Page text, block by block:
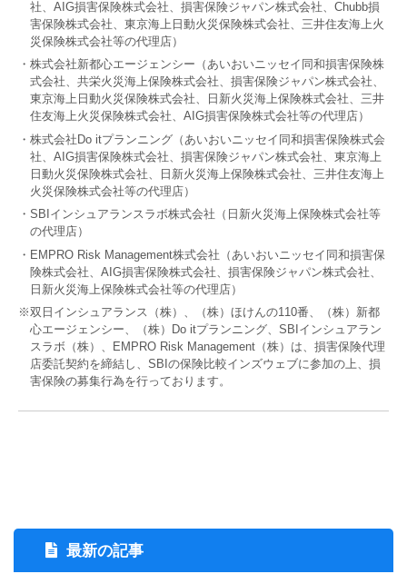
社、AIG損害保険株式会社、損害保険ジャパン株式会社、Chubb損
害保険株式会社、東京海上日動火災保険株式会社、三井住友海上火
災保険株式会社等の代理店）
・株式会社新都心エージェンシー（あいおいニッセイ同和損害保険株
式会社、共栄火災海上保険株式会社、損害保険ジャパン株式会社、
東京海上日動火災保険株式会社、日新火災海上保険株式会社、三井
住友海上火災保険株式会社、AIG損害保険株式会社等の代理店）
・株式会社Do itプランニング（あいおいニッセイ同和損害保険株式会
社、AIG損害保険株式会社、損害保険ジャパン株式会社、東京海上
日動火災保険株式会社、日新火災海上保険株式会社、三井住友海上
火災保険株式会社等の代理店）
・SBIインシュアランスラボ株式会社（日新火災海上保険株式会社等
の代理店）
・EMPRO Risk Management株式会社（あいおいニッセイ同和損害保
険株式会社、AIG損害保険株式会社、損害保険ジャパン株式会社、
日新火災海上保険株式会社等の代理店）
※双日インシュアランス（株）、（株）ほけんの110番、（株）新都
心エージェンシー、（株）Do itプランニング、SBIインシュアラン
スラボ（株）、EMPRO Risk Management（株）は、損害保険代理
店委託契約を締結し、SBIの保険比較インズウェブに参加の上、損
害保険の募集行為を行っております。
最新の記事